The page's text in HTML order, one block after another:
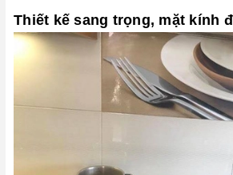
Thiết kế sang trọng, mặt kính